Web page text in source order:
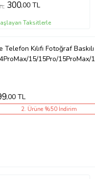
300,00 TL
Taksitlerle
Kılıfı Fotoğraf Baskılı
15/15Pro/
,00 TL
2. Ürüne %50 İndirim